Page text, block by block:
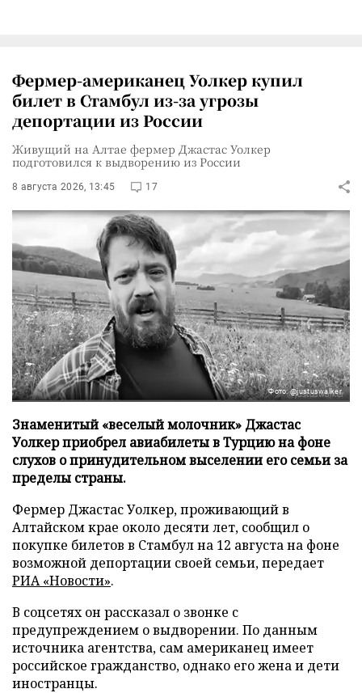
Фермер-американец Уолкер купил
билет в Стамбул из-за угрозы
депортации из России
Живущий на Алтае фермер Джастас Уолкер
подготовился к выдворению из России
8 августа 2026, 13:45 17
Фото: @justuswalker
Знаменитый «веселый молочник» Джастас
Уолкер приобрел авиабилеты в Турцию на фоне
слухов о принудительном выселении его семьи за
пределы страны.
Фермер Джастас Уолкер, проживающий в
Алтайском крае около десяти лет, сообщил о
покупке билетов в Стамбул на 12 августа на фоне
возможной депортации своей семьи, передает
РИА «Новости».
В соцсетях он рассказал о звонке с
предупреждением о выдворении. По данным
источника агентства, сам американец имеет
российское гражданство, однако его жена и дети
иностранцы.